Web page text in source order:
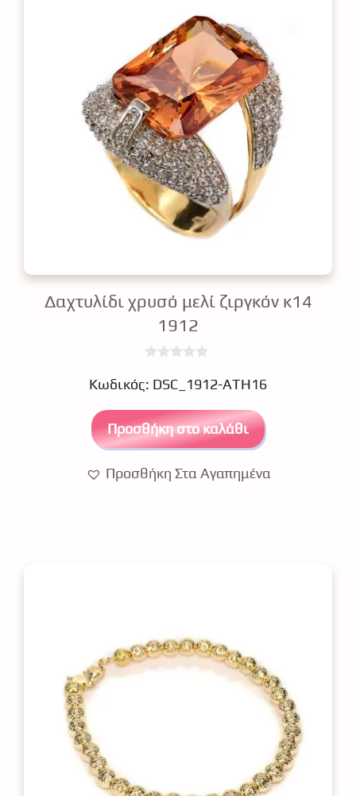
Δαχτυλίδι χρυσό μελί ζιργκόν κ14
1912
o
u
f
5
1,750.00 1,225.00
Κωδικός: DSC_1912-ATH16
Προσθήκη στο καλάθι
Προσθήκη Στα Αγαπημένα